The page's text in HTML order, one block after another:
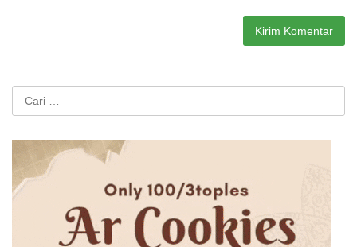
Cari
untuk: